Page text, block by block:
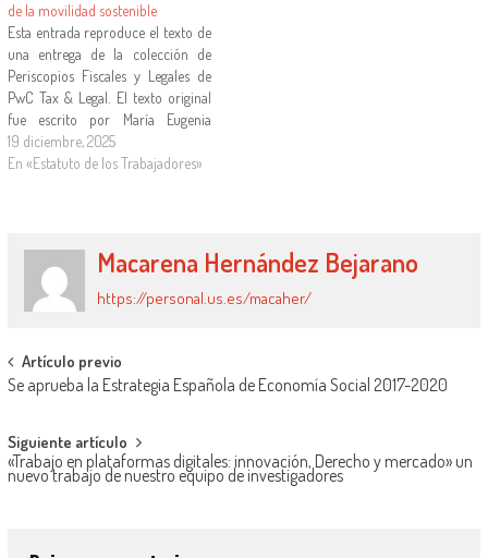
de la movilidad sostenible
Esta entrada reproduce el texto de
una entrega de la colección de
Periscopios Fiscales y Legales de
PwC Tax & Legal. El texto original
fue escrito por María Eugenia
Guzmán, Julio Calvo y Francisco
Marín, socios de laboral de PwC
19 diciembre, 2025
En «Estatuto de los Trabajadores»
Macarena Hernández Bejarano
https://personal.us.es/macaher/
Artículo previo
Se aprueba la Estrategia Española de Economía Social 2017-2020
Siguiente artículo
«Trabajo en plataformas digitales: innovación, Derecho y mercado» un
nuevo trabajo de nuestro equipo de investigadores